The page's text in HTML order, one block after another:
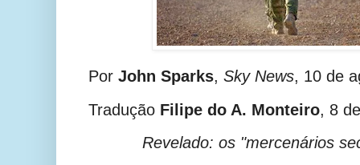
Por John Sparks, Sky News, 10 de
Tradução Filipe do A. Monteiro, 8
Revelado: os "mercenários